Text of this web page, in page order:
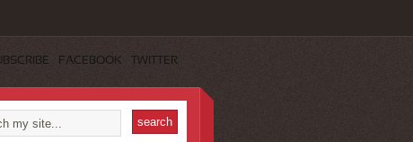
FACEBOOK TWITTER